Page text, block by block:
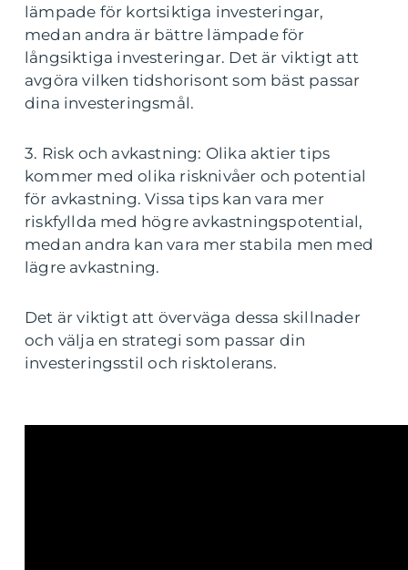
lämpade för kortsiktiga investeringar,
medan andra är bättre lämpade för
långsiktiga investeringar. Det är viktigt att
avgöra vilken tidshorisont som bäst passar
dina investeringsmål.
3. Risk och avkastning: Olika aktier tips
kommer med olika risknivåer och potential
för avkastning. Vissa tips kan vara mer
riskfyllda med högre avkastningspotential,
medan andra kan vara mer stabila men med
lägre avkastning.
Det är viktigt att överväga dessa skillnader
och välja en strategi som passar din
investeringsstil och risktolerans.